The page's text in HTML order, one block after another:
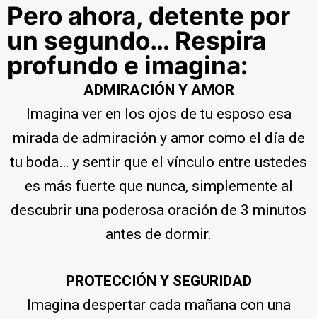
Pero ahora, detente por
un segundo… Respira
profundo e imagina:
ADMIRACIÓN Y AMOR
Imagina ver en los ojos de tu esposo esa
mirada de admiración y amor como el día de
tu boda… y sentir que el vínculo entre ustedes
es más fuerte que nunca, simplemente al
descubrir una poderosa oración de 3 minutos
antes de dormir.
PROTECCIÓN Y SEGURIDAD
Imagina despertar cada mañana con una